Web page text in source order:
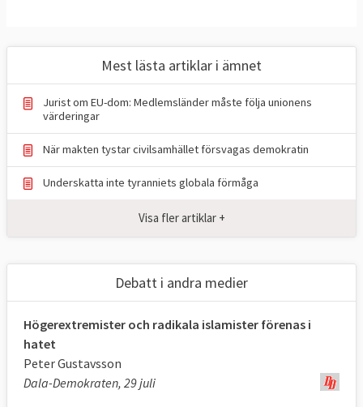
Mest lästa artiklar i ämnet
Jurist om EU-dom: Medlemsländer måste följa unionens
värderingar
När makten tystar civilsamhället försvagas demokratin
Underskatta inte tyranniets globala förmåga
Visa fler artiklar +
Debatt i andra medier
Högerextremister och radikala islamister förenas i
hatet
Peter Gustavsson
Dala-Demokraten, 29 juli